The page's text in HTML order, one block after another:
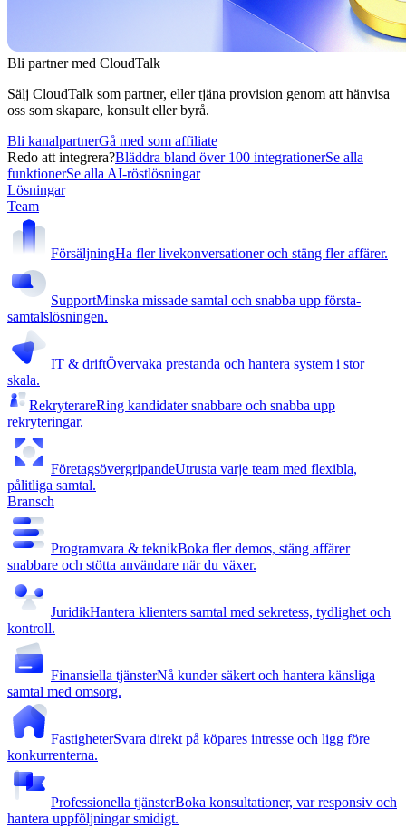
Bli partner med CloudTalk
Sälj CloudTalk som partner, eller tjäna provision genom att hänvisa
oss som skapare, konsult eller byrå.
Bli kanalpartnerGå med som affiliate
Redo att integrera?Bläddra bland över 100 integrationerSe alla
funktionerSe alla AI-röstlösningar
Lösningar
Team
FörsäljningHa fler livekonversationer och stäng fler affärer.
SupportMinska missade samtal och snabba upp första-
samtalslösningen.
IT & driftÖvervaka prestanda och hantera system i stor
skala.
RekryterareRing kandidater snabbare och snabba upp
rekryteringar.
FöretagsövergripandeUtrusta varje team med flexibla,
pålitliga samtal.
Bransch
Programvara & teknikBoka fler demos, stäng affärer
snabbare och stötta användare när du växer.
JuridikHantera klienters samtal med sekretess, tydlighet och
kontroll.
Finansiella tjänsterNå kunder säkert och hantera känsliga
samtal med omsorg.
FastigheterSvara direkt på köpares intresse och ligg före
konkurrenterna.
Professionella tjänsterBoka konsultationer, var responsiv och
hantera uppföljningar smidigt.